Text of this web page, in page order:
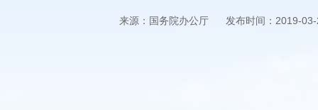
来源：国务院办公厅 发布时间：2019-